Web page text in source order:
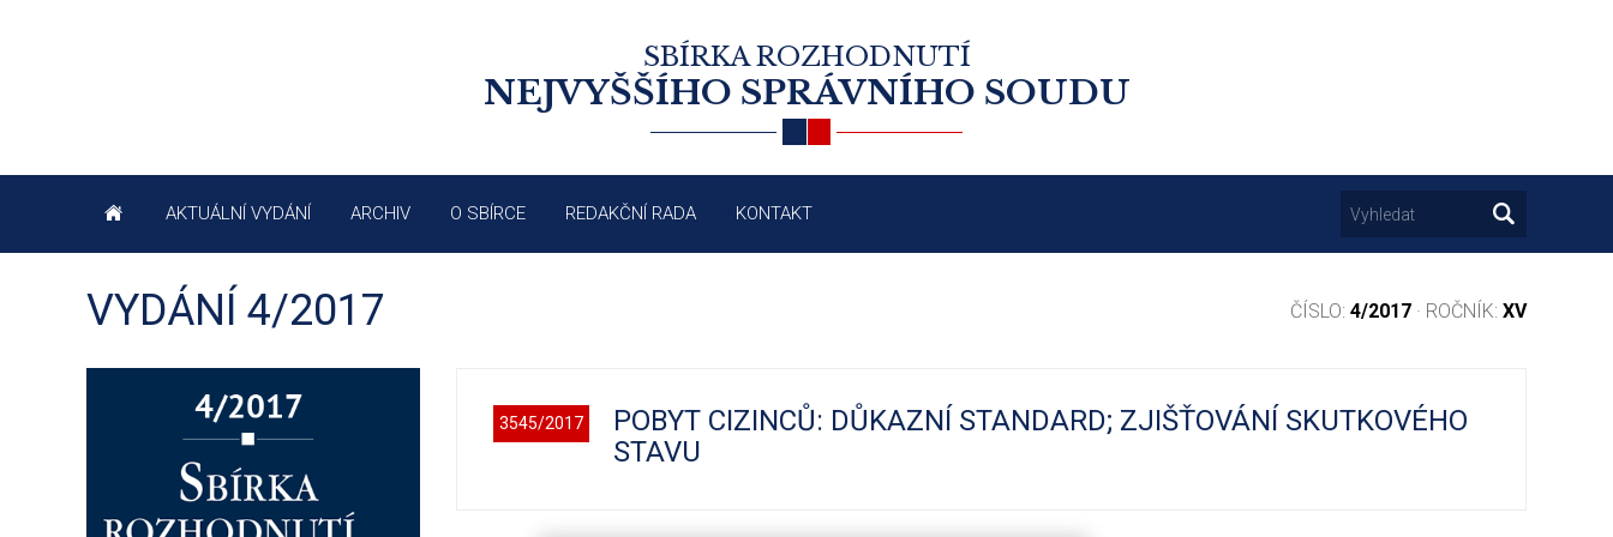
SBÍRKA ROZHODNUTÍ
NEJVYŠŠÍHO SPRÁVNÍHO SOUDU
AKTUÁLNÍ VYDÁNÍ ARCHIV O SBÍRCE REDAKČNÍ RADA KONTAKT
VYDÁNÍ 4/2017 ČÍSLO: 4/2017 · ROČNÍK: XV
3545/2017
POBYT CIZINCŮ: DŮKAZNÍ STANDARD; ZJIŠŤOVÁNÍ SKUTKOVÉHO
STAVU